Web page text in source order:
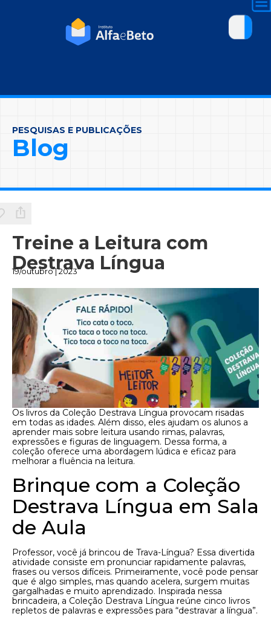
PESQUISAS E PUBLICAÇÕES
Blog
Treine a Leitura com
Destrava Língua
19/outubro | 2023
Os livros da Coleção Destrava Língua provocam risadas
em todas as idades. Além disso, eles ajudam os alunos a
aprender mais sobre leitura usando rimas, palavras,
expressões e figuras de linguagem. Dessa forma, a
coleção oferece uma abordagem lúdica e eficaz para
melhorar a fluência na leitura.
Brinque com a Coleção
Destrava Língua em Sala
de Aula
Professor, você já brincou de Trava-Língua? Essa divertida
atividade consiste em pronunciar rapidamente palavras,
frases ou versos difíceis. Primeiramente, você pode pensar
que é algo simples, mas quando acelera, surgem muitas
gargalhadas e muito aprendizado. Inspirada nessa
brincadeira, a Coleção Destrava Língua reúne cinco livros
repletos de palavras e expressões para “destravar a língua”.